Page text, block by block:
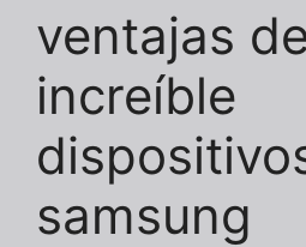
ventajas
increíble
samsung